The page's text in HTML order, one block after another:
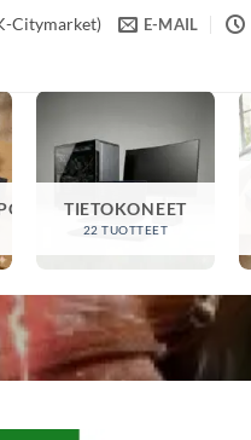
Citymarket) E-MAIL
TIETOKONEET
22 TUOTTEET